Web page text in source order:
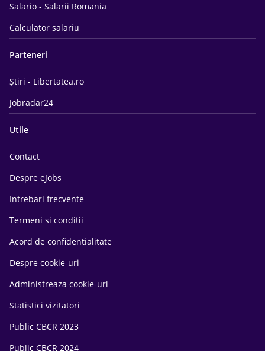
Salario - Salarii Romania
Calculator salariu
Parteneri
Știri - Libertatea.ro
Jobradar24
Utile
Contact
Despre eJobs
Intrebari frecvente
Termeni si conditii
Acord de confidentialitate
Despre cookie-uri
Administreaza cookie-uri
Statistici vizitatori
Public CBCR 2023
Public CBCR 2024